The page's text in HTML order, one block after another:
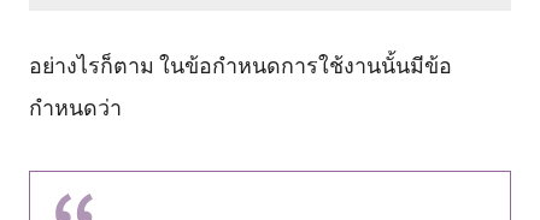
อย่างไรก็ตาม ในข้อกำหนดการใช้งานนั้นมีข้อ
กำหนดว่า